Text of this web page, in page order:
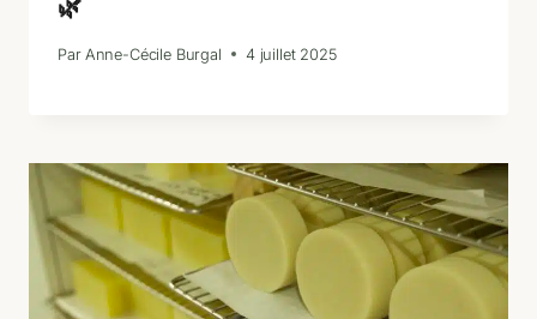
🌿
Par Anne-Cécile Burgal 4 juillet 2025